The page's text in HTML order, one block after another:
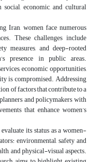
economic, and cultural
Iran, women face numerous
These challenges include
measures, and deep-rooted
presence in public areas.
economic opportunities,
is compromised. Addressing
of factors that contribute to a
and policymakers with
that enhance women’s
its status as a women-
environmental, safety and
and physical-visual aspects.